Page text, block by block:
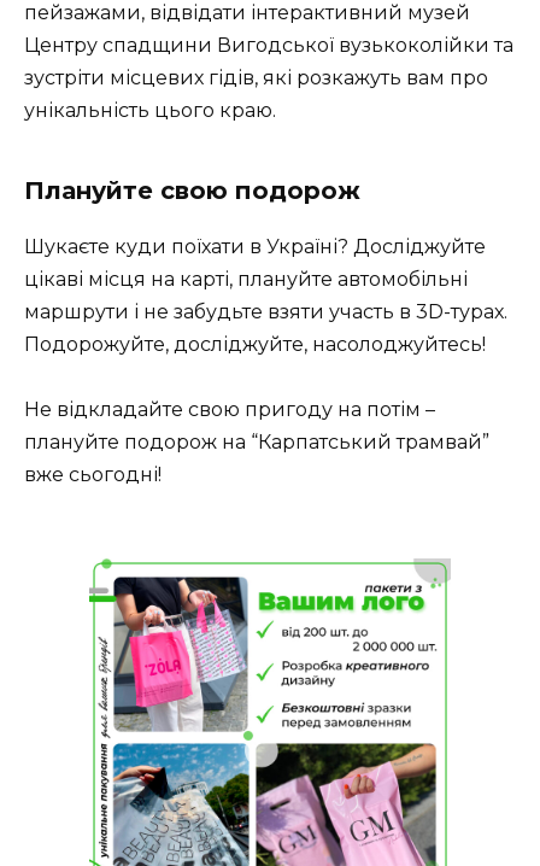
пейзажами, відвідати інтерактивний музей
Центру спадщини Вигодської вузькоколійки та
зустріти місцевих гідів, які розкажуть вам про
унікальність цього краю.
Плануйте свою подорож
Шукаєте куди поїхати в Україні? Досліджуйте
цікаві місця на карті, плануйте автомобільні
маршрути і не забудьте взяти участь в 3D-турах.
Подорожуйте, досліджуйте, насолоджуйтесь!
Не відкладайте свою пригоду на потім –
плануйте подорож на “Карпатський трамвай”
вже сьогодні!